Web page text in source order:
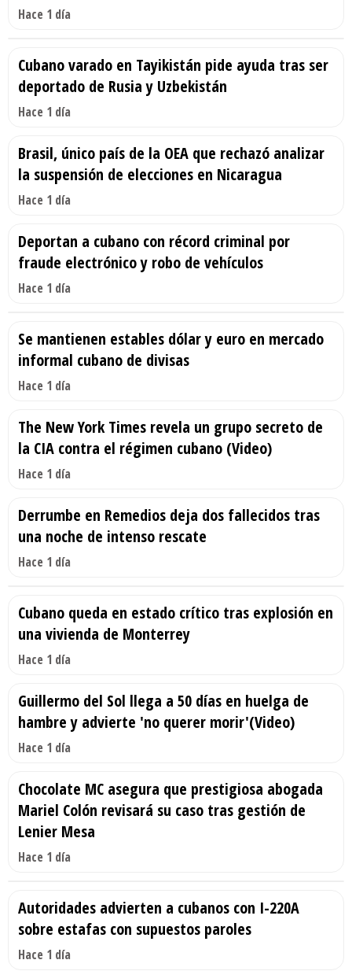
Hace 1 día
Cubano varado en Tayikistán pide ayuda tras ser
deportado de Rusia y Uzbekistán
Hace 1 día
Brasil, único país de la OEA que rechazó analizar
la suspensión de elecciones en Nicaragua
Hace 1 día
Deportan a cubano con récord criminal por
fraude electrónico y robo de vehículos
Hace 1 día
Se mantienen estables dólar y euro en mercado
informal cubano de divisas
Hace 1 día
The New York Times revela un grupo secreto de
la CIA contra el régimen cubano (Video)
Hace 1 día
Derrumbe en Remedios deja dos fallecidos tras
una noche de intenso rescate
Hace 1 día
Cubano queda en estado crítico tras explosión en
una vivienda de Monterrey
Hace 1 día
Guillermo del Sol llega a 50 días en huelga de
hambre y advierte 'no querer morir'(Video)
Hace 1 día
Chocolate MC asegura que prestigiosa abogada
Mariel Colón revisará su caso tras gestión de
Lenier Mesa
Hace 1 día
Autoridades advierten a cubanos con I-220A
sobre estafas con supuestos paroles
Hace 1 día